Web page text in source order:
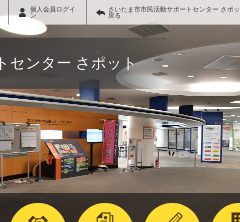
個人会員ログイ
ン
さいたま市市民活動サポートセンター さポ
戻る
センター さポット